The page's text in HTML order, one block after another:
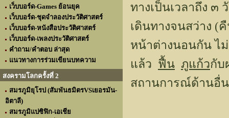
เว็บบอร์ด-Games ย้อนยุค
เว็บบอร์ด-ชุดจำลองประวัติศาสตร์
เว็บบอร์ด-หนังสือประวัติศาสตร์
เว็บบอร์ด-เพลงประวัติศาสตร์
คำถาม/คำตอบ ล่าสุด
แนวทางการร่วมเขียนบทความ
สงครามโลกครั้งที่ 2
สมรภูมิยุโรป (สัมพันธมิตรVSเยอรมัน-
อิตาลี)
สมรภูมิแปซิฟิก-เอเชีย
ทางเป็นเวลาถึง
เดินทางจนสว่าง
หน้าต่างนอนกัน ไ
แล้ว ฟื้น ภูแก้วกับ
สถานการณ์ด้านอื่